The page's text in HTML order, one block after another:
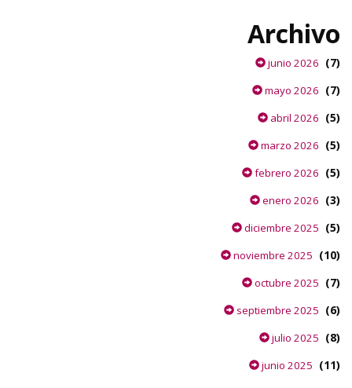
Archivo
junio 2026 (7)
mayo 2026 (7)
abril 2026 (5)
marzo 2026 (5)
febrero 2026 (5)
enero 2026 (3)
diciembre 2025 (5)
noviembre 2025 (10)
octubre 2025 (7)
septiembre 2025 (6)
julio 2025 (8)
junio 2025 (11)